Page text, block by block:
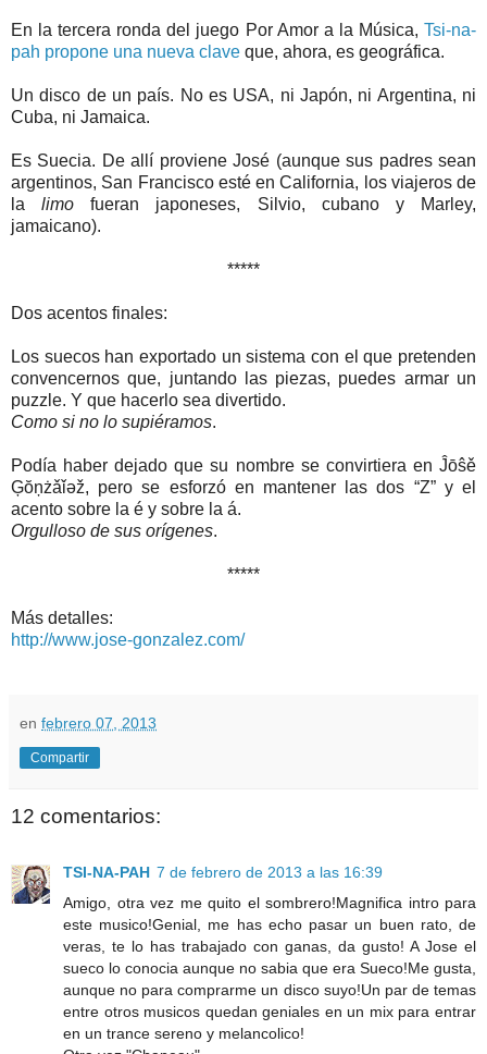
En la tercera ronda del juego Por Amor a la Música, Tsi-na-
pah propone una nueva clave que, ahora, es geográfica.
Un disco de un país. No es USA, ni Japón, ni Argentina, ni
Cuba, ni Jamaica.
Es Suecia. De allí proviene José (aunque sus padres sean
argentinos, San Francisco esté en California, los viajeros de
lalimo fueran japoneses, Silvio, cubano y Marley,
jamaicano).
*****
Dos acentos finales:
Los suecos han exportado un sistema con el que pretenden
convencernos que, juntando las piezas, puedes armar un
puzzle. Y que hacerlo sea divertido.
Como si no lo supiéramos.
Podía haber dejado que su nombre se convirtiera en Ĵōŝě
Ģŏņżǎǐәž, pero se esforzó en mantener las dos “Z” y el
acento sobre la é y sobre la á.
Orgulloso de sus orígenes.
*****
Más detalles:
http://www.jose-gonzalez.com/
en febrero 07, 2013
Compartir
12 comentarios:
TSI-NA-PAH 7 de febrero de 2013 a las 16:39
Amigo, otra vez me quito el sombrero!Magnifica intro para
este musico!Genial, me has echo pasar un buen rato, de
veras, te lo has trabajado con ganas, da gusto! A Jose el
sueco lo conocia aunque no sabia que era Sueco!Me gusta,
aunque no para comprarme un disco suyo!Un par de temas
entre otros musicos quedan geniales en un mix para entrar
en un trance sereno y melancolico!